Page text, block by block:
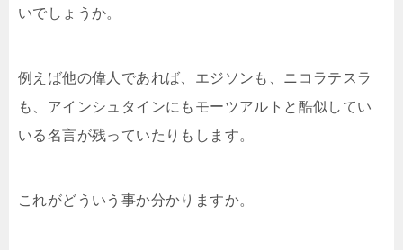
いでしょうか。
例えば他の偉人であれば、エジソンも、ニコラテスラ
も、アインシュタインにもモーツアルトと酷似してい
いる名言が残っていたりもします。
これがどういう事か分かりますか。